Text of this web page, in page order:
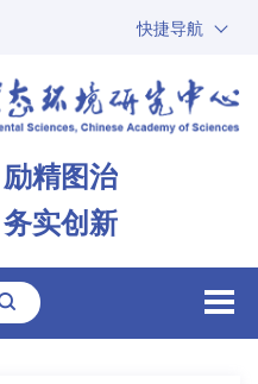
快捷导航
ARP
邮箱
精图治
实创新